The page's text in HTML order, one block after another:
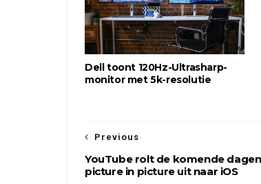
Dell toont 120Hz-Ultrasharp-
monitor met 5k-resolutie
Previous
YouTube rolt de komende
picture in picture uit naar iOS